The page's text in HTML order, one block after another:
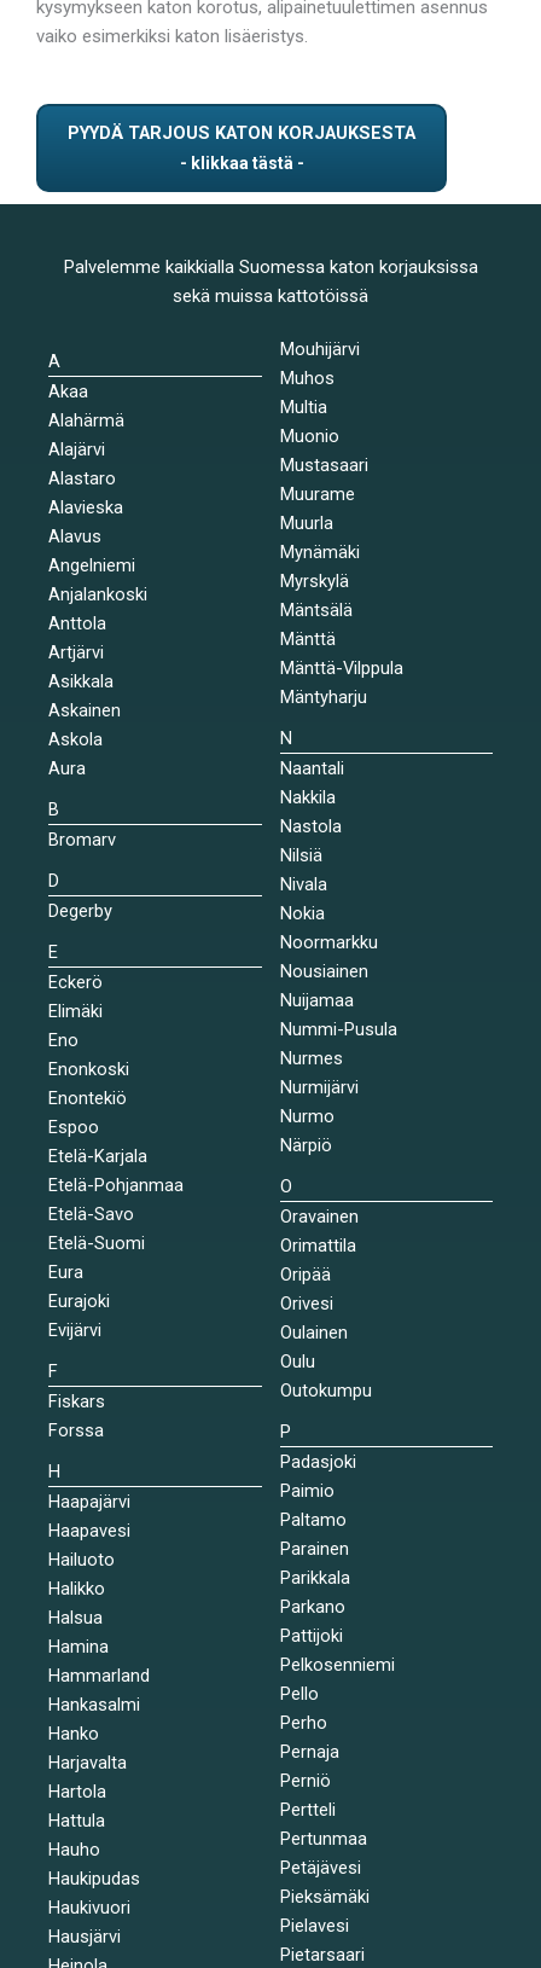
kysymykseen katon korotus, alipainetuulettimen asennus
vaiko esimerkiksi katon lisäeristys.
PYYDÄ TARJOUS KATON KORJAUKSESTA
Palvelemme kaikkialla Suomessa katon korjauksissa
sekä muissa kattotöissä
A
Akaa
Alahärmä
Alajärvi
Alastaro
Alavieska
Alavus
Angelniemi
Anjalankoski
Anttola
Artjärvi
Asikkala
Askainen
Askola
Aura
B
Bromarv
D
Degerby
E
Eckerö
Elimäki
Eno
Enonkoski
Enontekiö
Espoo
Etelä-Karjala
Etelä-Pohjanmaa
Etelä-Savo
Etelä-Suomi
Eura
Eurajoki
Evijärvi
F
Fiskars
Forssa
H
Haapajärvi
Haapavesi
Hailuoto
Halikko
Halsua
Hamina
Hammarland
Hankasalmi
Hanko
Harjavalta
Hartola
Hattula
Hauho
Haukipudas
Haukivuori
Hausjärvi
Mouhijärvi
Muhos
Multia
Muonio
Mustasaari
Muurame
Muurla
Mynämäki
Myrskylä
Mäntsälä
Mänttä
Mänttä-Vilppula
Mäntyharju
N
Naantali
Nakkila
Nastola
Nilsiä
Nivala
Nokia
Noormarkku
Nousiainen
Nuijamaa
Nummi-Pusula
Nurmes
Nurmijärvi
Nurmo
Närpiö
O
Oravainen
Orimattila
Oripää
Orivesi
Oulainen
Oulu
Outokumpu
P
Padasjoki
Paimio
Paltamo
Parainen
Parikkala
Parkano
Pattijoki
Pelkosenniemi
Pello
Perho
Pernaja
Perniö
Pertteli
Pertunmaa
Petäjävesi
Pieksämäki
Pielavesi
Pietarsaari